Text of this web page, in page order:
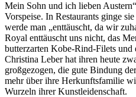
Mein Sohn und ich lieben
Vorspeise. In Restaurants ginge
werde man „enttäuscht, da wir
Royal enttäuscht uns nicht, das
butterzarten Kobe-Rind-Filets und
Christina Leber hat ihren heute
großgezogen, die gute Bindung
mehr über ihre Herkunftsfamilie
Wurzeln ihrer Kunstleidenschaft.